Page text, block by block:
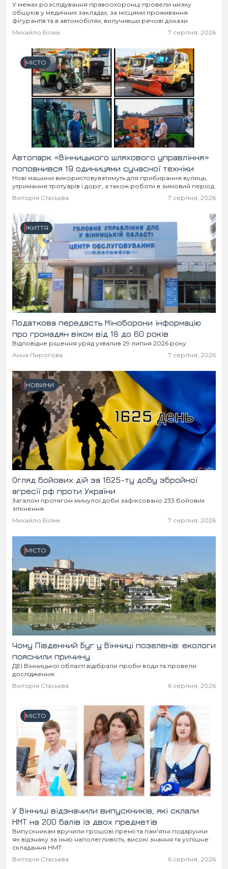
У межах розслідування правоохоронці провели низку
обшуків у медичних закладах, за місцями проживання
фігурантів та в автомобілях, вилучивши речові докази
Михайло Білик
7 серпня, 2026
МІСТО
Автопарк «Вінницького шляхового управління»
поповнився 19 одиницями сучасної техніки
Нові машини використовуватимуть для прибирання вулиць,
утримання тротуарів і доріг, а також роботи в зимовий період.
Вікторія Стасьєва
7 серпня, 2026
ЖИТТЯ
Податкова передасть Міноборони інформацію
про громадян віком від 18 до 60 років
Відповідне рішення уряд ухвалив 29 липня 2026 року
Анна Пирогова
7 серпня, 2026
НОВИНИ
Огляд бойових дій за 1625-ту добу збройної
агресії рф проти України
Загалом протягом минулої доби зафіксовано 233 бойових
зіткнення
Михайло Білик
7 серпня, 2026
МІСТО
Чому Південний Буг у Вінниці позеленів: екологи
пояснили причину
ДЕІ Вінницької області відібрали проби води та провели
дослідження
Вікторія Стасьєва
6 серпня, 2026
МІСТО
У Вінниці відзначили випускників, які склали
НМТ на 200 балів із двох предметів
Випускникам вручили грошові премії та пам'ятні подарунки
як відзнаку за їхню наполегливість, високі знання та успішне
складання НМТ
Вікторія Стасьєва
6 серпня, 2026